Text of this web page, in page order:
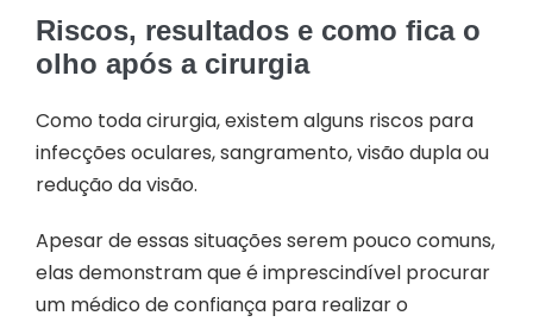
Riscos, resultados e como fica o
olho após a cirurgia
Como toda cirurgia, existem alguns riscos para
infecções oculares, sangramento, visão dupla ou
redução da visão.
Apesar de essas situações serem pouco comuns,
elas demonstram que é imprescindível procurar
um médico de confiança para realizar o